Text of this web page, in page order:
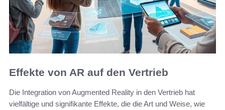
Effekte von AR auf den Vertrieb
Die Integration von Augmented Reality in den Vertrieb hat
vielfältige und signifikante Effekte, die die Art und Weise, wie